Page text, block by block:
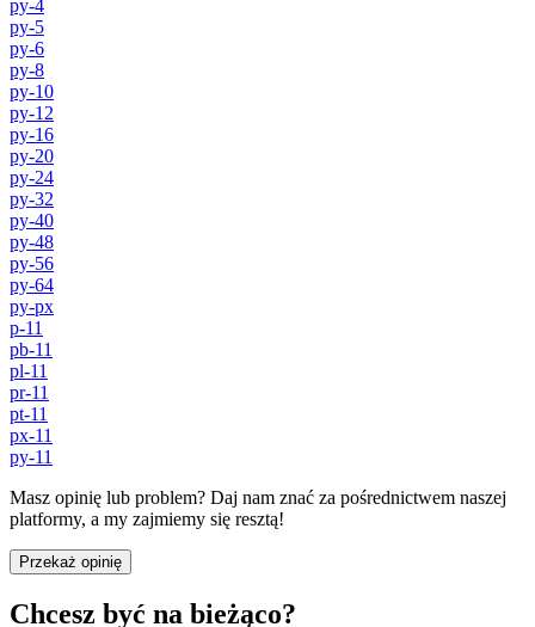
py-4
py-5
py-6
py-8
py-10
py-12
py-16
py-20
py-24
py-32
py-40
py-48
py-56
py-64
py-px
p-11
pb-11
pl-11
pr-11
pt-11
px-11
py-11
Masz opinię lub problem? Daj nam znać za pośrednictwem naszej
platformy, a my zajmiemy się resztą!
Przekaż opinię
Chcesz być na bieżąco?